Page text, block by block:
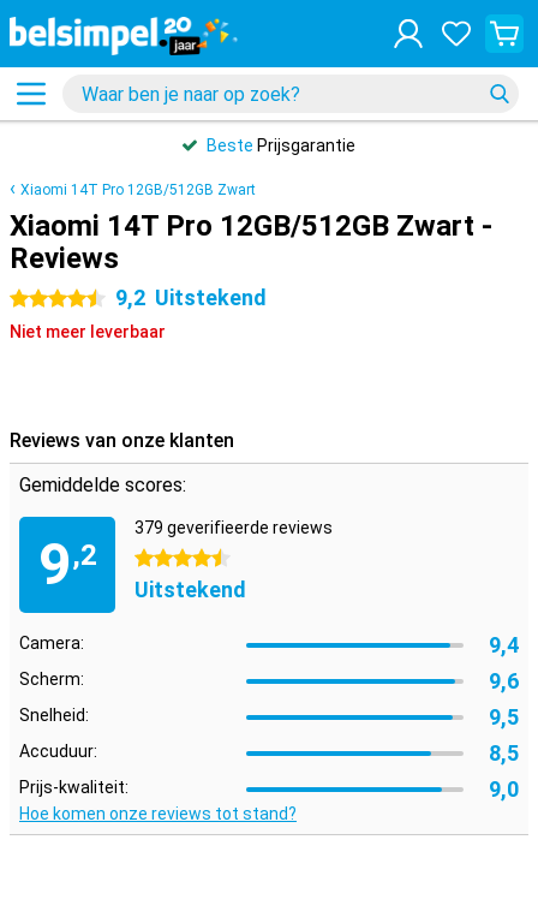
Beste Prijsgarantie
Xiaomi 14T Pro 12GB/512GB Zwart
Xiaomi 14T Pro 12GB/512GB Zwart -
Reviews
4.5 sterren 9,2 Uitstekend
Niet meer leverbaar
Reviews van onze klanten
Gemiddelde scores:
9,2
379 geverifieerde reviews
4.5 sterren
Uitstekend
Camera: 9,4
Scherm: 9,6
Snelheid: 9,5
Accuduur: 8,5
Prijs-kwaliteit: 9,0
Hoe komen onze reviews tot stand?